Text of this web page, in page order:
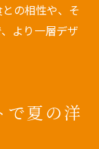
の相性や、そ
より一層デザ
で夏の洋